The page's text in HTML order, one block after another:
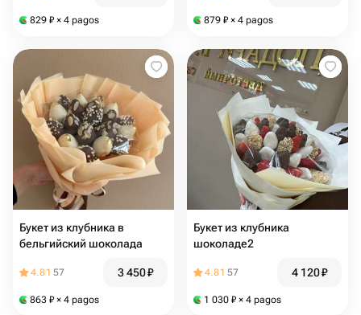
829 ₽ × 4 pagos 879 ₽ × 4 pagos
Букет из клубника в
бельгийский шоколада
4.81 57 3 450₽
863 ₽ × 4 pagos
Букет из клубника
шоколаде2
4.81 57 4 120₽
1 030 ₽ × 4 pagos